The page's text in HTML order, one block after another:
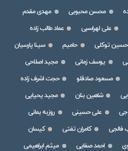
محسن محبوبی
مهدی مقدم
علی لهراسبی
عماد طالب زاده
حسین توکلی حامیم
سینا پارسیان
یوسف زمانی
مجید اصلاحی
مسعود صادقلو
حجت اشرف زاده
شاهین بنان
مجید یحیایی
جی علی حسینی
روزبه بمانی
فالجی کامران تفتی
کیسان
احمد صفایی
میثم ابراهیمی